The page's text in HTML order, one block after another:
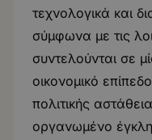
τεχνολογικά και
σύμφωνα με τις
συντελούνται σε
οικονομικό
πολιτικής
οργανωμένο